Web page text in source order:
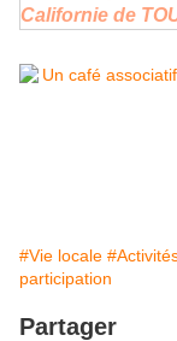
Californie de
#Vie locale
participation
Partager